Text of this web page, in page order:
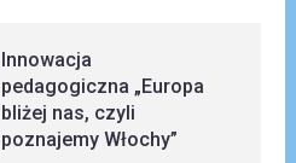
Innowacja
pedagogiczna „Europa
bliżej nas, czyli
poznajemy Włochy”